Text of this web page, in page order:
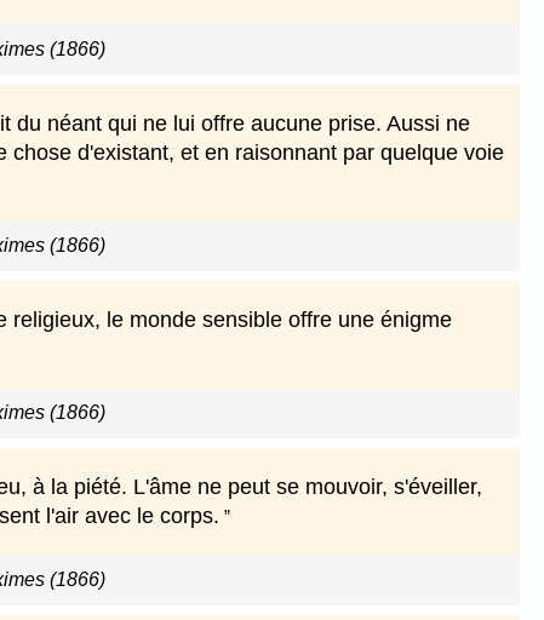
(1866)
du néant qui ne lui offre aucune prise. Aussi ne
d'existant, et en raisonnant par quelque voie
(1866)
le monde sensible offre une énigme
(1866)
à la piété. L'âme ne peut se mouvoir, s'éveiller,
l'air avec le corps.
(1866)